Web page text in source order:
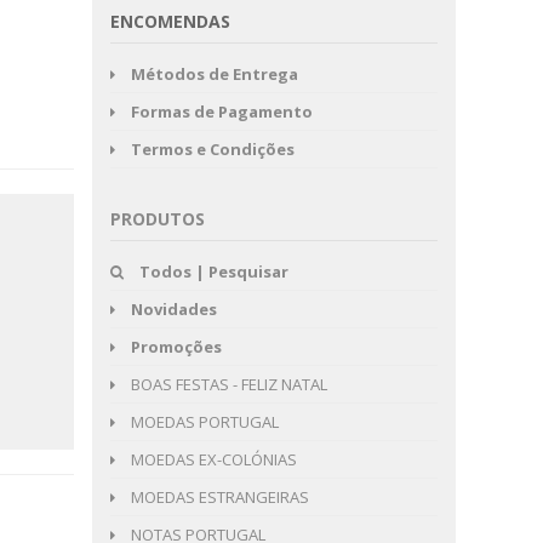
ENCOMENDAS
Métodos de Entrega
Formas de Pagamento
Termos e Condições
PRODUTOS
Todos | Pesquisar
Novidades
Promoções
BOAS FESTAS - FELIZ NATAL
MOEDAS PORTUGAL
MOEDAS EX-COLÓNIAS
MOEDAS ESTRANGEIRAS
NOTAS PORTUGAL